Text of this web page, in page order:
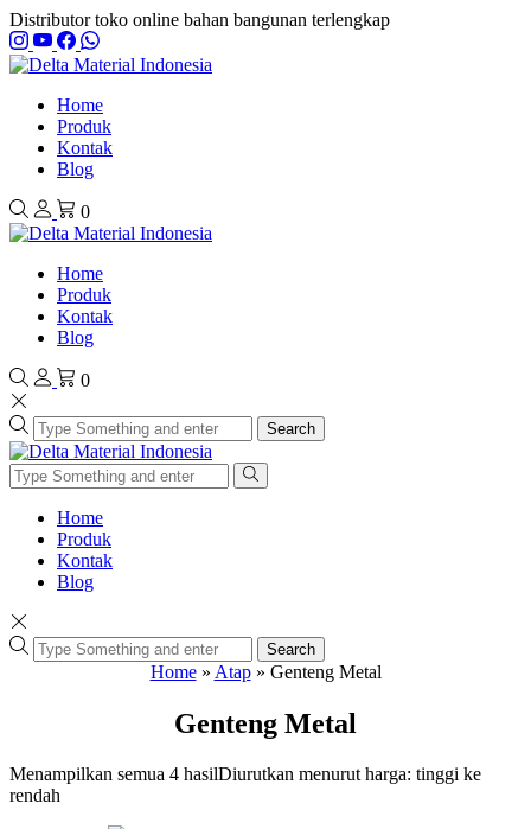
Distributor toko online bahan bangunan terlengkap
Home
Produk
Kontak
Blog
0
Home
Produk
Kontak
Blog
0
Search
Home
Produk
Kontak
Blog
Search
Home» Atap» Genteng Metal
Genteng Metal
Menampilkan semua 4 hasilDiurutkan menurut harga: tinggi ke
rendah